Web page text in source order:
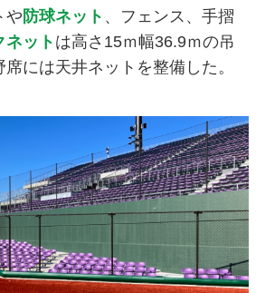
や 防球ネット 、フェンス、手摺
ネット は高さ15ｍ幅36.9ｍの吊
には天井ネットを整備した。